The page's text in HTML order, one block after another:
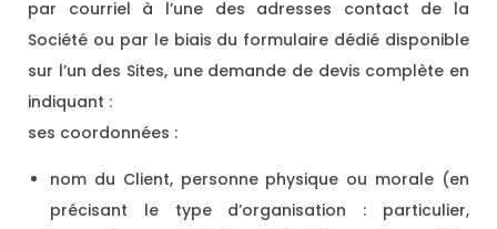
par courriel à l’une des adresses contact de la
Société ou par le biais du formulaire dédié disponible
sur l’un des Sites, une demande de devis complète en
indiquant :
ses coordonnées :
nom du Client, personne physique ou morale (en
précisant le type d’organisation : particulier,